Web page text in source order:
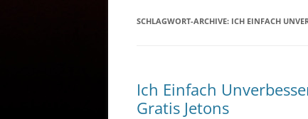
SCHLAGWORT-ARCHIVE: ICH EINFACH
Ich Einfach
Gratis Jetons